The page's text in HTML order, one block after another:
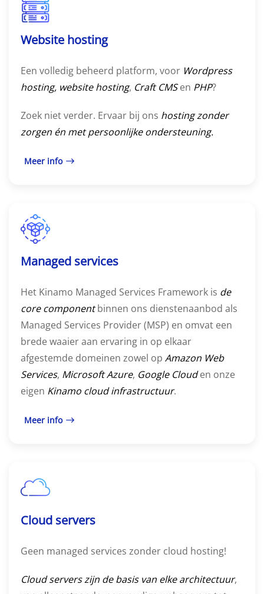
Website hosting
Een volledig beheerd platform, voor Wordpress
hosting, website hosting, Craft CMSen PHP?
Zoek niet verder. Ervaar bij ons hosting zonder
zorgen én met persoonlijke ondersteuning.
Meer info
Managed services
Het Kinamo Managed Services Framework is de
core componentbinnen ons dienstenaanbod als
Managed Services Provider (MSP) en omvat een
brede waaier aan ervaring in op elkaar
afgestemde domeinen zowel op Amazon Web
Services, Microsoft Azure, Google Clouden onze
eigen Kinamo cloud infrastructuur.
Meer info
Cloud servers
Geen managed services zonder cloud hosting!
Cloud serverszijn de basis van elke architectuur,